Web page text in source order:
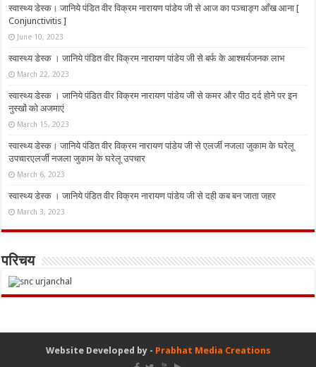
स्वास्थ्य डेस्क। जानिये पंडित वीर विक्रम नारायण पांडेय जी से आज का पञ्चाङ्ग आँख आना [
Conjunctivitis ]
June 10, 2023
स्वास्थ्य डेस्क । जानिये पंडित वीर विक्रम नारायण पांडेय जी से बर्फ के आश्चर्यजनक लाभ
March 22, 2023
स्वास्थ्य डेस्क । जानिये पंडित वीर विक्रम नारायण पांडेय जी से कमर और पीठ दर्द होने पर इन
नुस्‍खों को अजमाएं
March 15, 2023
स्वास्थ्य डेस्क। जानिये पंडित वीर विक्रम नारायण पांडेय जी से एलर्जी नजला जुकाम के घरेलू
उपचारएलर्जी नजला जुकाम के घरेलू उपचार
March 6, 2023
स्वास्थ्य डेस्क । जानिये पंडित वीर विक्रम नारायण पांडेय जी से दही कब बन जाता जहर
March 3, 2023
परिचय
Website Developed by - Prabhat Media Creations